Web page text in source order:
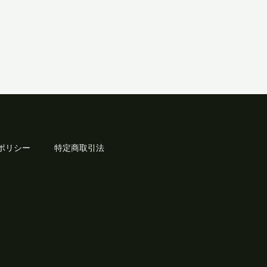
リシー 特定商取引法